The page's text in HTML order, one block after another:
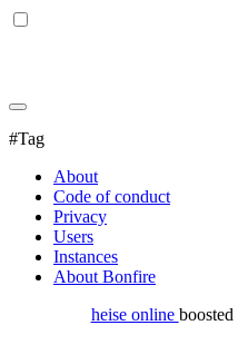
#Tag
About
Code of conduct
Privacy
Users
Instances
About Bonfire
heise online boosted